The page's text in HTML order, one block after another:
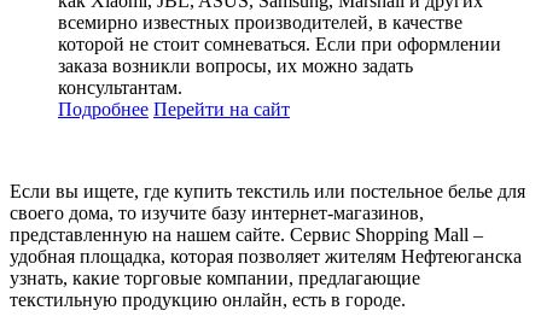
всемирно известных производителей, в качестве
которой не стоит сомневаться. Если при оформлении
заказа возникли вопросы, их можно задать
консультантам.
Подробнее Перейти на сайт
Если вы ищете, где купить текстиль или постельное белье для
своего дома, то изучите базу интернет-магазинов,
представленную на нашем сайте. Сервис Shopping Mall –
удобная площадка, которая позволяет жителям Нефтеюганска
узнать, какие торговые компании, предлагающие
текстильную продукцию онлайн, есть в городе.